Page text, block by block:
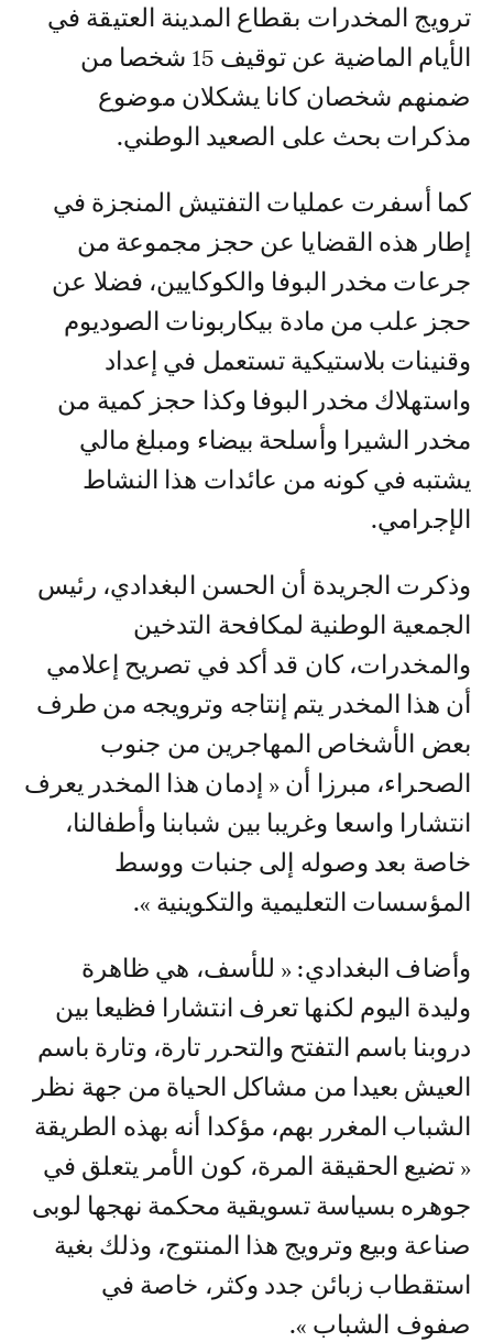
ترويج المخدرات بقطاع المدينة العتيقة في
الأيام الماضية عن توقيف 15 شخصا من
ضمنهم شخصان كانا يشكلان موضوع
مذكرات بحث على الصعيد الوطني.
كما أسفرت عمليات التفتيش المنجزة في
إطار هذه القضايا عن حجز مجموعة من
جرعات مخدر البوفا والكوكايين، فضلا عن
حجز علب من مادة بيكاربونات الصوديوم
وقنينات بلاستيكية تستعمل في إعداد
واستهلاك مخدر البوفا وكذا حجز كمية من
مخدر الشيرا وأسلحة بيضاء ومبلغ مالي
يشتبه في كونه من عائدات هذا النشاط
الإجرامي.
وذكرت الجريدة أن الحسن البغدادي، رئيس
الجمعية الوطنية لمكافحة التدخين
والمخدرات، كان قد أكد في تصريح إعلامي
أن هذا المخدر يتم إنتاجه وترويجه من طرف
بعض الأشخاص المهاجرين من جنوب
الصحراء، مبرزا أن « إدمان هذا المخدر يعرف
انتشارا واسعا وغريبا بين شبابنا وأطفالنا،
خاصة بعد وصوله إلى جنبات ووسط
المؤسسات التعليمية والتكوينية ».
وأضاف البغدادي: « للأسف، هي ظاهرة
وليدة اليوم لكنها تعرف انتشارا فظيعا بين
دروبنا باسم التفتح والتحرر تارة، وتارة باسم
العيش بعيدا من مشاكل الحياة من جهة نظر
الشباب المغرر بهم، مؤكدا أنه بهذه الطريقة
« تضيع الحقيقة المرة، كون الأمر يتعلق في
جوهره بسياسة تسويقية محكمة نهجها لوبى
صناعة وبيع وترويج هذا المنتوج، وذلك بغية
استقطاب زبائن جدد وكثر، خاصة في
صفوف الشباب ».